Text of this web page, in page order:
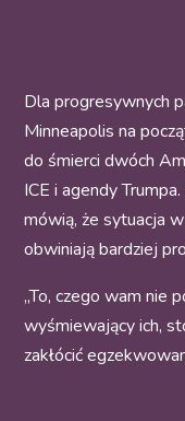
Dla progresywnych
Minneapolis na
do śmierci dwóch
ICE i agendy
mówią, że sytuacja
obwiniają bardziej
„To, czego wam nie
wyśmiewający ich,
zakłócić